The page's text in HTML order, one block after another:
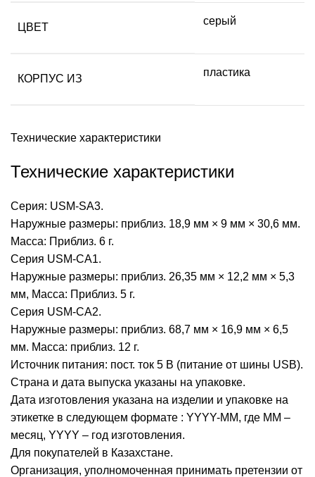
ЦВЕТ
серый
КОРПУС ИЗ
пластика
Технические характеристики
Технические характеристики
Серия: USM-SA3.
Наружные размеры: приблиз. 18,9 мм × 9 мм × 30,6 мм.
Масса: Приблиз. 6 г.
Серия USM-CA1.
Наружные размеры: приблиз. 26,35 мм × 12,2 мм × 5,3
мм, Масса: Приблиз. 5 г.
Серия USM-CA2.
Наружные размеры: приблиз. 68,7 мм × 16,9 мм × 6,5
мм. Масса: приблиз. 12 г.
Источник питания: пост. ток 5 В (питание от шины USB).
Страна и дата выпуска указаны на упаковке.
Дата изготовления указана на изделии и упаковке на
этикетке в следующем формате : YYYY-MM, где MM –
месяц, YYYY – год изготовления.
Для покупателей в Казахстане.
Организация, уполномоченная принимать претензии от